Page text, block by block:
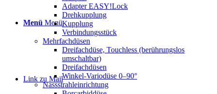
Menü Menü
Link zu Mail
Adapter EASY!Lock
Drehkupplung
Kupplung
Verbindungsstück
Mehrfachdüsen
Dreifachdüse, Touchless (berührungslos
umschaltbar)
Dreifachdüsen
Winkel-Variodüse 0–90°
Nassstrahleinrichtung